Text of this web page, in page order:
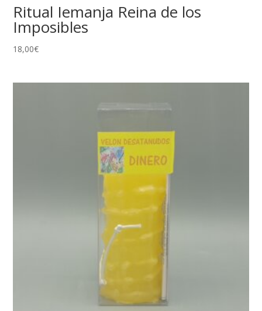
Ritual Iemanja Reina de los
Imposibles
18,00€